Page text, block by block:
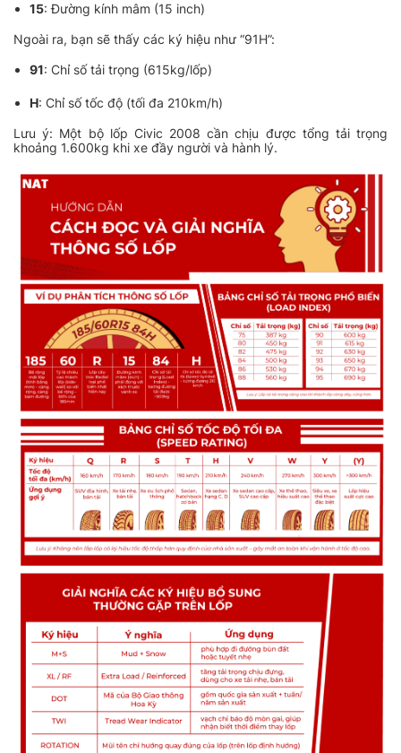
15: Đường kính mâm (15 inch)
Ngoài ra, bạn sẽ thấy các ký hiệu như “91H”:
91: Chỉ số tải trọng (615kg/lốp)
H: Chỉ số tốc độ (tối đa 210km/h)
Lưu ý: Một bộ lốp Civic 2008 cần chịu được tổng tải trọng
khoảng 1.600kg khi xe đầy người và hành lý.